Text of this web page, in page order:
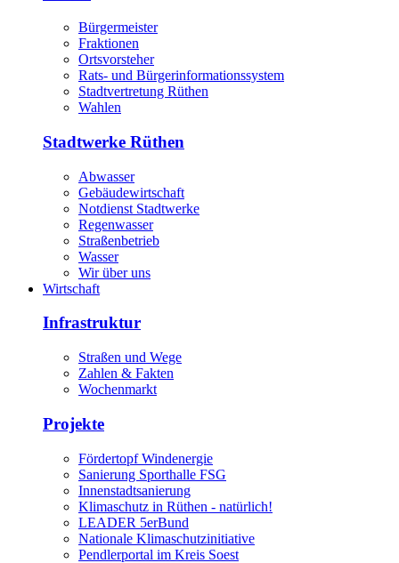
Bürgermeister
Fraktionen
Ortsvorsteher
Rats- und Bürgerinformationssystem
Stadtvertretung Rüthen
Wahlen
Stadtwerke Rüthen
Abwasser
Gebäudewirtschaft
Notdienst Stadtwerke
Regenwasser
Straßenbetrieb
Wasser
Wir über uns
Wirtschaft
Infrastruktur
Straßen und Wege
Zahlen & Fakten
Wochenmarkt
Projekte
Fördertopf Windenergie
Sanierung Sporthalle FSG
Innenstadtsanierung
Klimaschutz in Rüthen - natürlich!
LEADER 5erBund
Nationale Klimaschutzinitiative
Pendlerportal im Kreis Soest